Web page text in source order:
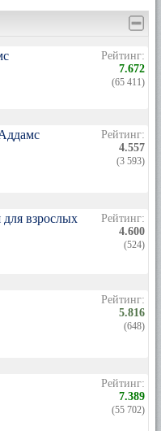
Рейтинг:
7.672
(65 411)
Рейтинг:
4.557
(3 593)
для взрослых
Рейтинг:
4.600
(524)
Рейтинг:
5.816
(648)
Рейтинг:
7.389
(55 702)